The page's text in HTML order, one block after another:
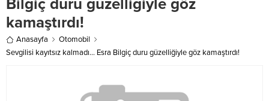
Bilgiç duru güzelliğiyle göz
kamaştırdı!
Anasayfa
Otomobil
Sevgilisi kayıtsız kalmadı… Esra Bilgiç duru güzelliğiyle göz kamaştırdı!